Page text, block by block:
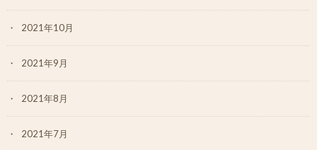
2021年10月
2021年9月
2021年8月
2021年7月